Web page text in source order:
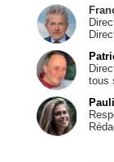
tous